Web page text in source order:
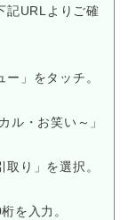
URLよりご確
」をタッチ。
ル・お笑い～」
り」を選択。
を入力。